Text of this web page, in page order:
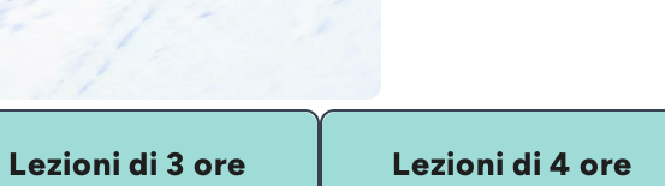
Lezioni di 3 ore Lezioni di 4 ore